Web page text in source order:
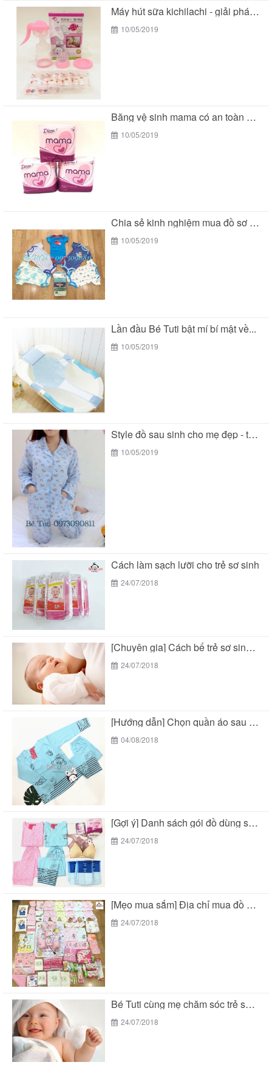
Máy hút sữa kichilachi - giải pháp tối ưu...
10/05/2019
Băng vệ sinh mama có an toàn cho các...
10/05/2019
Chia sẻ kinh nghiệm mua đồ sơ sinh của...
10/05/2019
Lần đầu Bé Tuti bật mí bí mật về...
10/05/2019
Style đồ sau sinh cho mẹ đẹp - tiện...
10/05/2019
Cách làm sạch lưỡi cho trẻ sơ sinh
24/07/2018
[Chuyên gia] Cách bế trẻ sơ sinh chuẩn theo...
24/07/2018
[Hướng dẫn] Chọn quần áo sau sinh cho mẹ...
04/08/2018
[Gợi ý] Danh sách gói đồ dùng sau sinh...
24/07/2018
[Mẹo mua sắm] Địa chỉ mua đồ sơ sinh...
24/07/2018
Bé Tuti cùng mẹ chăm sóc trẻ sơ sinh...
24/07/2018